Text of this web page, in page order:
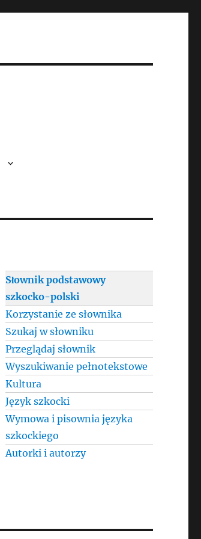
Słownik podstawowy
szkocko-polski
Korzystanie ze słownika
Szukaj w słowniku
Przeglądaj słownik
Wyszukiwanie pełnotekstowe
Kultura
Język szkocki
Wymowa i pisownia języka
szkockiego
Autorki i autorzy